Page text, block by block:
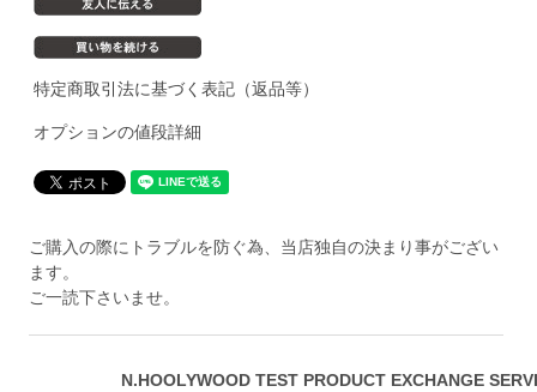
特定商取引法に基づく表記（返品等）
オプションの値段詳細
ご購入の際にトラブルを防ぐ為、当店独自の決まり事がござい
ます。
ご一読下さいませ。
N.HOOLYWOOD TEST PRODUCT EXCHANGE